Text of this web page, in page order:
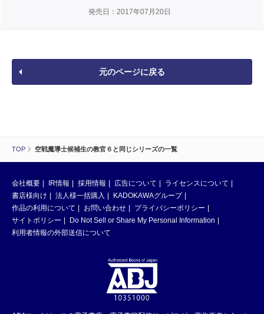
TOP 空戦魔導士候補生の教官６と同じシリーズの一覧
発売日：2017年07月20日
元のページに戻る
会社概要 IR情報 採用情報 広告について
ライセンスについて
書店様向け
法人様一括購入
KADOKAWAグループ
作品の利用について
お問い合わせ
プライバシーポリシー
サイトポリシー
Do Not Sell or Share My Personal Information
利用者情報の外部送信について